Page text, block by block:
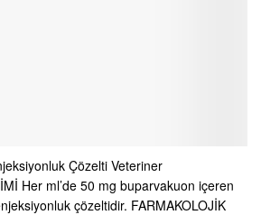
Çözelti Veteriner
Her ml’de 50 mg buparvakuon içeren
çözeltidir. FARMAKOLOJİK